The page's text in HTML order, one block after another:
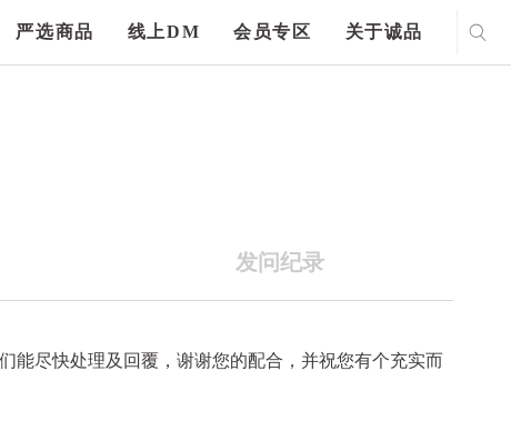
严选商品 线上DM 会员专区 关于诚品
发问纪录
能尽快处理及回覆，谢谢您的配合，并祝您有个充实而